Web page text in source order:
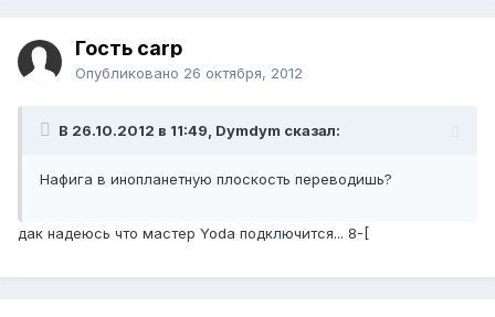
Гость carp
Опубликовано 26 октября, 2012
В 26.10.2012 в 11:49, Dymdym сказал:
Нафига в инопланетную плоскость переводишь?
дак надеюсь что мастер Yoda подключится... 8-[